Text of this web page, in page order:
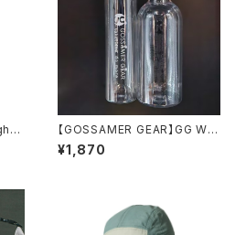
【GOSSAMER GEAR】GG Wat
er Bottle/600ml
¥1,870